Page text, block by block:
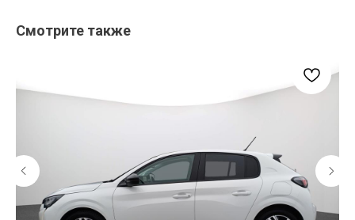
Смотрите также